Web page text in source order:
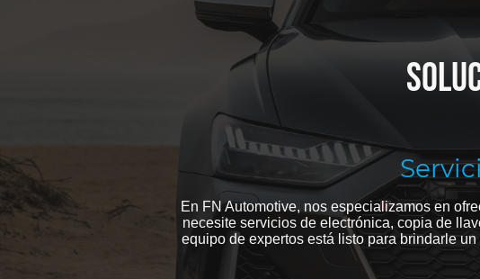
En FN Automotive, nos especializamos en
necesite servicios de electrónica, copia de
equipo de expertos está listo para brindarle